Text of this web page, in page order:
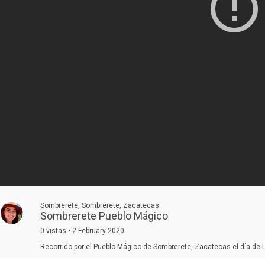
Sombrerete, Sombrerete, Zacatecas
Sombrerete Pueblo Mágico
0 vistas • 2 February 2020
Recorrido por el Pueblo Mágico de Sombrerete, Zacatecas el día